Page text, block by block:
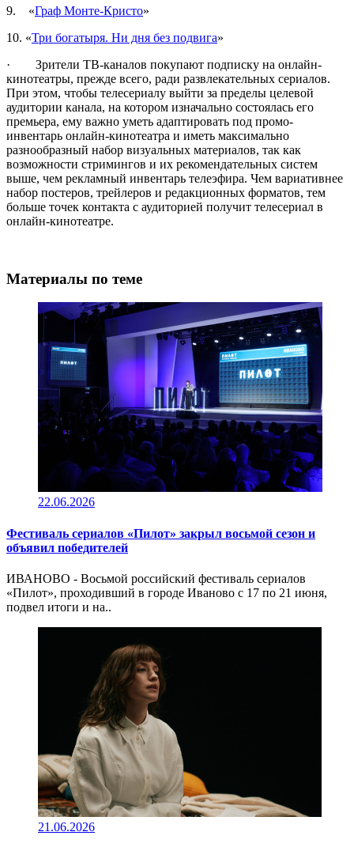
9. «Граф Монте-Кристо»
10. «Три богатыря. Ни дня без подвига»
· Зрители ТВ-каналов покупают подписку на онлайн-
кинотеатры, прежде всего, ради развлекательных сериалов.
При этом, чтобы телесериалу выйти за пределы целевой
аудитории канала, на котором изначально состоялась его
премьера, ему важно уметь адаптировать под промо-
инвентарь онлайн-кинотеатра и иметь максимально
разнообразный набор визуальных материалов, так как
возможности стримингов и их рекомендательных систем
выше, чем рекламный инвентарь телеэфира. Чем вариативнее
набор постеров, трейлеров и редакционных форматов, тем
больше точек контакта с аудиторией получит телесериал в
онлайн-кинотеатре.
Материалы по теме
22.06.2026
Фестиваль сериалов «Пилот» закрыл восьмой сезон и
объявил победителей
ИВАНОВО - Восьмой российский фестиваль сериалов
«Пилот», проходивший в городе Иваново с 17 по 21 июня,
подвел итоги и на..
21.06.2026